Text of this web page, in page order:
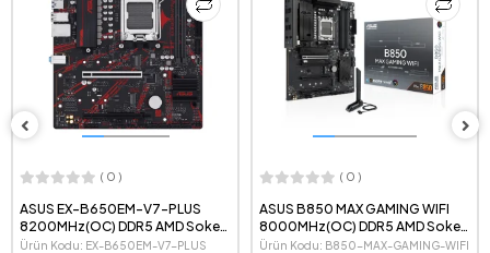
( 0 )
ASUS EX-B650EM-V7-PLUS
8200MHz(OC) DDR5 AMD Soket
AM5 mATX Anakart
Ürün Kodu: EX-B650EM-V7-PLUS
( 0 )
ASUS B850 MAX GAMING WIFI
8000MHz(OC) DDR5 AMD Soket
AM5 ATX Anakart
Ürün Kodu: B850-MAX-GAMING-WIFI